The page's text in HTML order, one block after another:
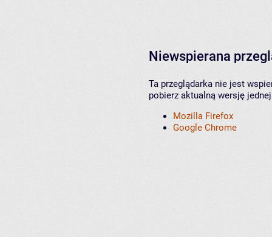
Niewspierana
Ta przeglądarka nie jest
pobierz aktualną wersję
Mozilla Firefox
Google Chrome